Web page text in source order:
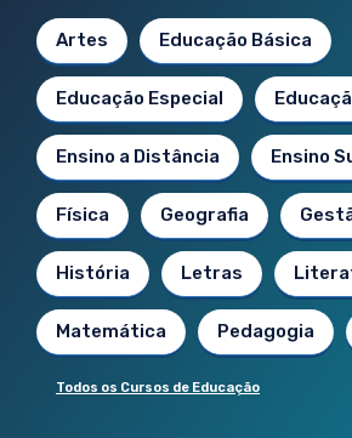
Artes Educação Básica
Educação Especial
Ensino a Distância Ensino
Física Geografia
História Letras
Matemática Pedagogia
Todos os Cursos de Educação